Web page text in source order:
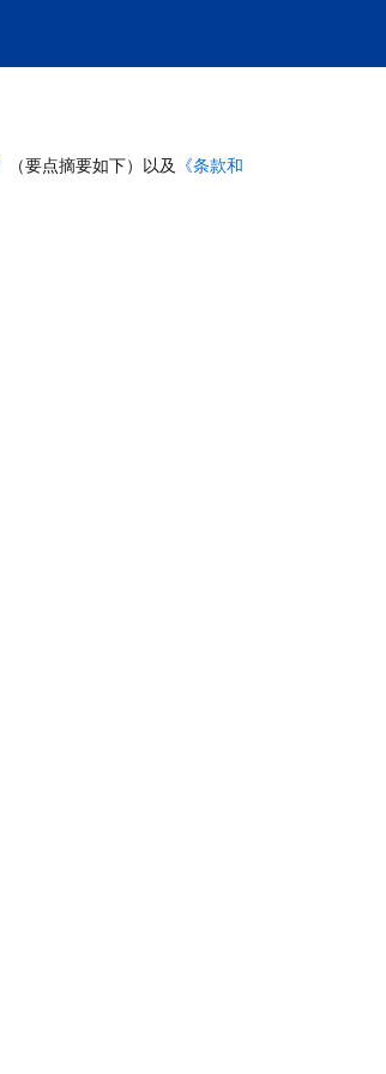
（要点摘要如下）以及 《条款和